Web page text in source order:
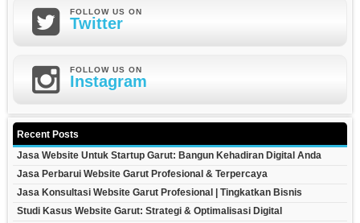
FOLLOW US ON
Twitter
FOLLOW US ON
Instagram
Recent Posts
Jasa Website Untuk Startup Garut: Bangun Kehadiran Digital Anda
Jasa Perbarui Website Garut Profesional & Terpercaya
Jasa Konsultasi Website Garut Profesional | Tingkatkan Bisnis
Studi Kasus Website Garut: Strategi & Optimalisasi Digital